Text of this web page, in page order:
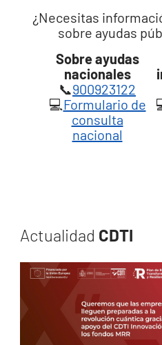
¿Necesitas
sobre ayudas
Sobre ayudas
nacionales
📞900923122
💻Formulario de
consulta
nacional
Actualidad CDTI